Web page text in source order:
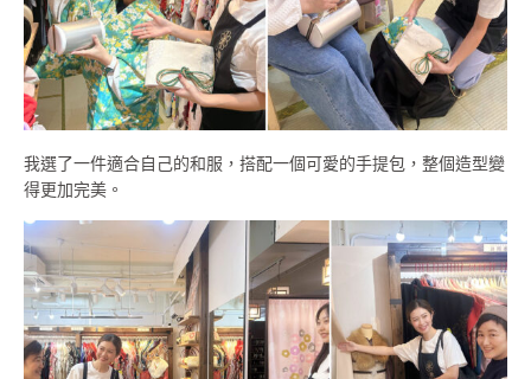
我選了一件適合自己的和服，搭配一個可愛的手提包，整個造型變
得更加完美。